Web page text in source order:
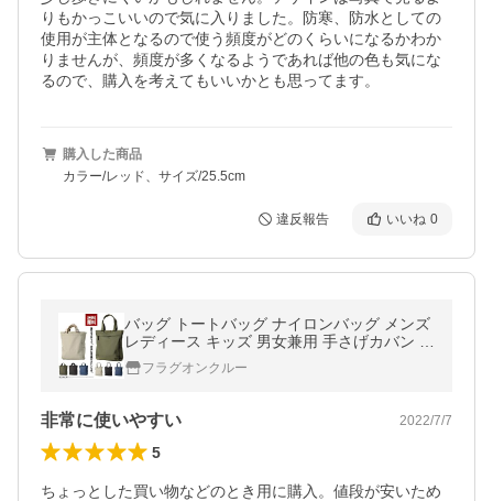
りもかっこいいので気に入りました。防寒、防水としての
使用が主体となるので使う頻度がどのくらいになるかわか
りませんが、頻度が多くなるようであれば他の色も気にな
るので、購入を考えてもいいかとも思ってます。
購入した商品
カラー/レッド、サイズ/25.5cm
違反報告 いいね 0
バッグ トートバッグ ナイロンバッグ メンズ
レディース キッズ 男女兼用 手さげカバン フ
ァッション小物 Z4T セール【パケ1】 爆買
フラグオンクルー
非常に使いやすい 2022/7/7
5
ちょっとした買い物などのとき用に購入。値段が安いため